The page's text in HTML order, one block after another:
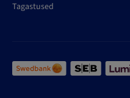
Tagastused